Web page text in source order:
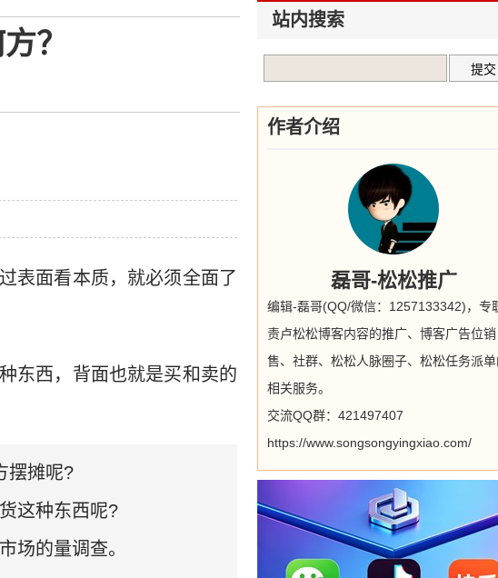
？
表面看本质，就必须全面了
东西，背面也就是买和卖的
摆摊呢?
这种东西呢?
场的量调查。
站内搜索
作者介绍
磊哥-松松推广
编辑-磊哥(QQ/微信：1257133342)，专
责卢松松博客内容的推广、博客广告位销
售、社群、松松人脉圈子、松松任务派
相关服务。
交流QQ群：421497407
https://www.songsongyingxiao.com/